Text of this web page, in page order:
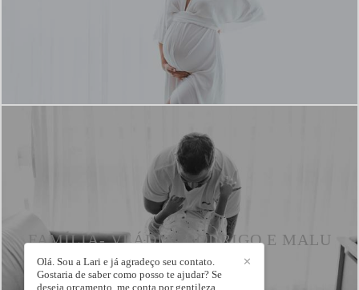
FAMÍLIA- VLÁDIA, RODRIGO E MALU
✕
Olá. Sou a Lari e já agradeço seu contato.
Gostaria de saber como posso te ajudar? Se
deseja orçamento, me conta por gentileza